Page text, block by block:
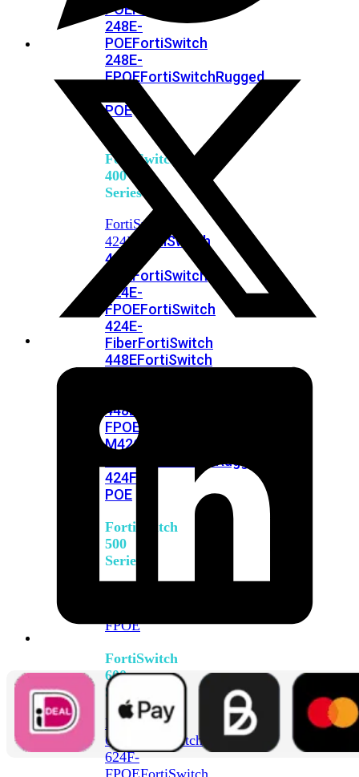
POEFortiSwitch
248E-
POEFortiSwitch
248E-
FPOEFortiSwitchRugged
POE
FortiSwitch
400
Series
FortiSwitch
424E
FortiSwitch
424E-
FortiSwitch
424E-
FPOEFortiSwitch
424E-
FiberFortiSwitch
448EFortiSwitch
448E-
FPOE
M426E-
FortiSwitchRugged
424F-
POE
FortiSwitch
500
Series
FPOE
FortiSwitch
600
Series
FortiSwitch
624F
FortiSwitch
624F-
FPOEFortiSwitch